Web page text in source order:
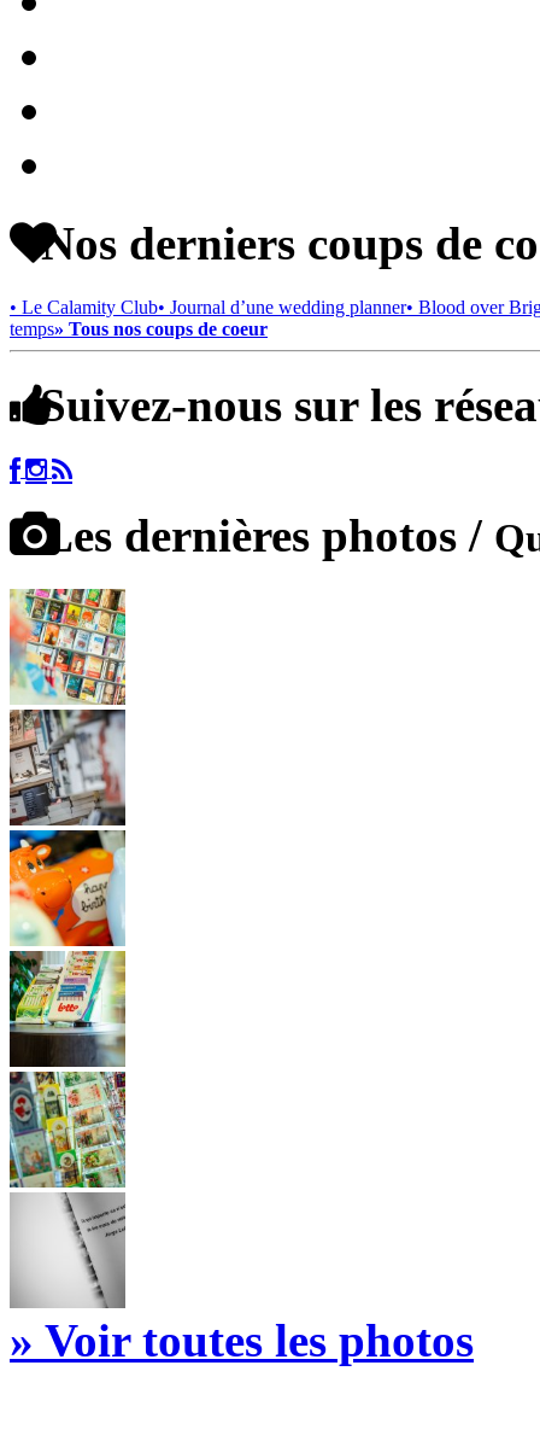
Nos derniers coups de
• Le Calamity Club• Journal d’une wedding planner• Blood over
temps» Tous nos coups de coeur
Suivez-nous sur les
Les dernières photos /
» Voir toutes les photos